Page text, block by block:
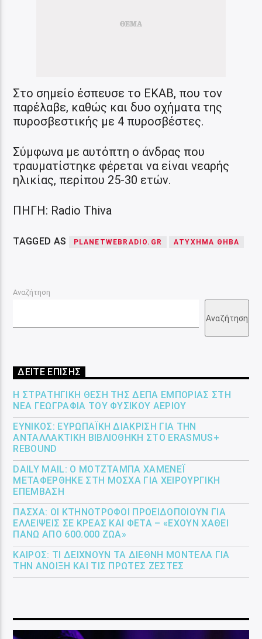
Στο σημείο έσπευσε το ΕΚΑΒ, που τον
παρέλαβε, καθώς και δυο οχήματα της
πυροσβεστικής με 4 πυροσβέστες.
Σύμφωνα με αυτόπτη ο άνδρας που
τραυματίστηκε φέρεται να είναι νεαρής
ηλικίας, περίπου 25-30 ετών.
ΠΗΓΗ: Radio Thiva
TAGGED AS PLANETWEBRADIO.GR ΑΤΥΧΗΜΑ ΘΗΒΑ
Αναζήτηση
Αναζήτηση
ΔΕΙΤΕ ΕΠΙΣΗΣ
Η ΣΤΡΑΤΗΓΙΚΉ ΘΈΣΗ ΤΗΣ ΔΕΠΑ ΕΜΠΟΡΊΑΣ ΣΤΗ
ΝΈΑ ΓΕΩΓΡΑΦΊΑ ΤΟΥ ΦΥΣΙΚΟΎ ΑΕΡΊΟΥ
ΕΎΝΙΚΟΣ: ΕΥΡΩΠΑΪΚΉ ΔΙΆΚΡΙΣΗ ΓΙΑ ΤΗΝ
ΑΝΤΑΛΛΑΚΤΙΚΉ ΒΙΒΛΙΟΘΉΚΗ ΣΤΟ ERASMUS+
REBOUND
DAILY MAIL: Ο ΜΟΤΖΤΆΜΠΑ ΧΑΜΕΝΕΪ́
ΜΕΤΑΦΈΡΘΗΚΕ ΣΤΗ ΜΌΣΧΑ ΓΙΑ ΧΕΙΡΟΥΡΓΙΚΉ
ΕΠΈΜΒΑΣΗ
ΠΆΣΧΑ: ΟΙ ΚΤΗΝΟΤΡΌΦΟΙ ΠΡΟΕΙΔΟΠΟΙΟΎΝ ΓΙΑ
ΕΛΛΕΊΨΕΙΣ ΣΕ ΚΡΈΑΣ ΚΑΙ ΦΈΤΑ – «ΈΧΟΥΝ ΧΑΘΕΊ
ΠΆΝΩ ΑΠΌ 600.000 ΖΏΑ»
ΚΑΙΡΌΣ: ΤΙ ΔΕΊΧΝΟΥΝ ΤΑ ΔΙΕΘΝΉ ΜΟΝΤΈΛΑ ΓΙΑ
ΤΗΝ ΆΝΟΙΞΗ ΚΑΙ ΤΙΣ ΠΡΏΤΕΣ ΖΈΣΤΕΣ